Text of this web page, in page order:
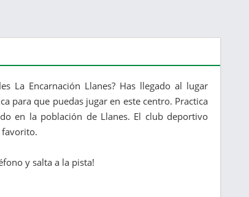
La Encarnación Llanes? Has llegado al lugar
para que puedas jugar en este centro. Practica
en la población de Llanes. El club deportivo
favorito.
y salta a la pista!